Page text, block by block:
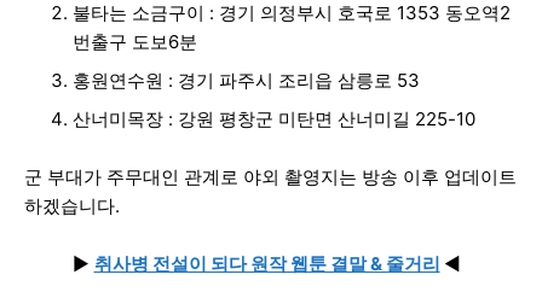
불타는 소금구이 : 경기 의정부시 호국로 1353 동오역2
번출구 도보6분
홍원연수원 : 경기 파주시 조리읍 삼릉로 53
산너미목장 : 강원 평창군 미탄면 산너미길 225-10
군 부대가 주무대인 관계로 야외 촬영지는 방송 이후 업데이트
하겠습니다.
▶ 취사병 전설이 되다 원작 웹툰 결말 & 줄거리 ◀